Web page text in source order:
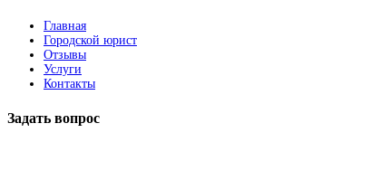
Главная
Городской юрист
Отзывы
Услуги
Контакты
Задать вопрос